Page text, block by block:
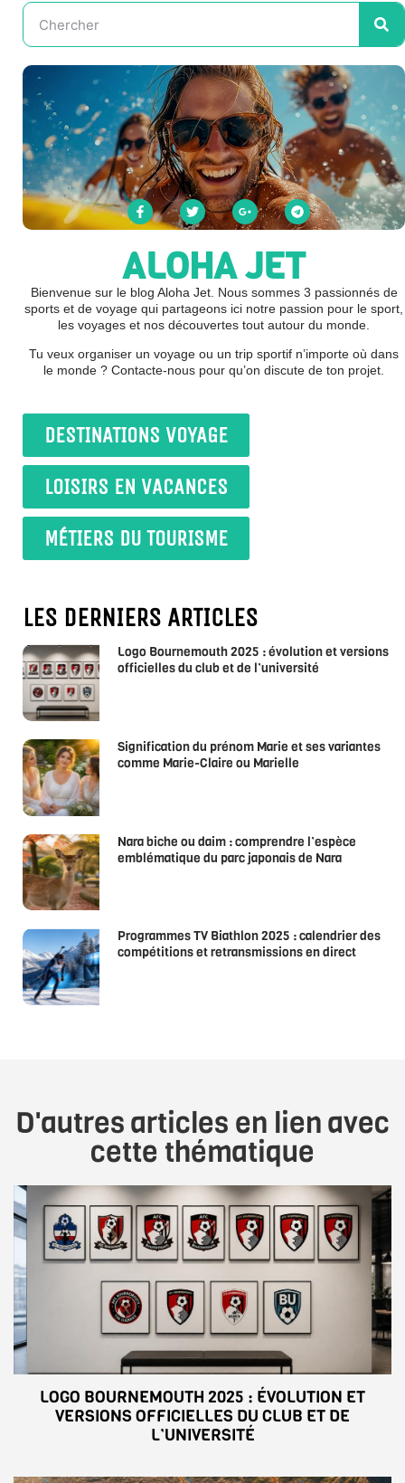
ALOHA JET
Bienvenue sur le blog Aloha Jet. Nous sommes 3 passionnés de
sports et de voyage qui partageons ici notre passion pour le sport,
les voyages et nos découvertes tout autour du monde.
Tu veux organiser un voyage ou un trip sportif n’importe où dans
le monde ? Contacte-nous pour qu’on discute de ton projet.
DESTINATIONS VOYAGE
LOISIRS EN VACANCES
MÉTIERS DU TOURISME
LES DERNIERS ARTICLES
Logo Bournemouth 2025 : évolution et versions
officielles du club et de l’université
Signification du prénom Marie et ses variantes
comme Marie-Claire ou Marielle
Nara biche ou daim : comprendre l’espèce
emblématique du parc japonais de Nara
Programmes TV Biathlon 2025 : calendrier des
compétitions et retransmissions en direct
D'autres articles en lien avec
cette thématique
LOGO BOURNEMOUTH 2025 : ÉVOLUTION ET
VERSIONS OFFICIELLES DU CLUB ET DE
L’UNIVERSITÉ